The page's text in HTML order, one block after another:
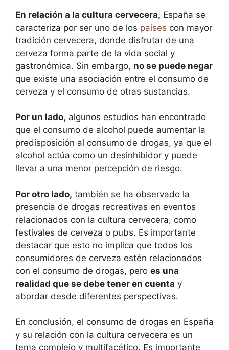
En relación a la cultura cervecera, España se
caracteriza por ser uno de los países con mayor
tradición cervecera, donde disfrutar de una
cerveza forma parte de la vida social y
gastronómica. Sin embargo, no se puede negar
que existe una asociación entre el consumo de
cerveza y el consumo de otras sustancias.
Por un lado, algunos estudios han encontrado
que el consumo de alcohol puede aumentar la
predisposición al consumo de drogas, ya que el
alcohol actúa como un desinhibidor y puede
llevar a una menor percepción de riesgo.
Por otro lado, también se ha observado la
presencia de drogas recreativas en eventos
relacionados con la cultura cervecera, como
festivales de cerveza o pubs. Es importante
destacar que esto no implica que todos los
consumidores de cerveza estén relacionados
con el consumo de drogas, pero es una
realidad que se debe tener en cuenta y
abordar desde diferentes perspectivas.
En conclusión, el consumo de drogas en España
y su relación con la cultura cervecera es un
tema complejo y multifacético. Es importante